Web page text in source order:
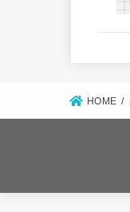
HOME